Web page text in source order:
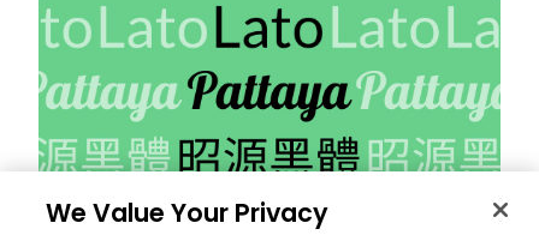
We Value Your Privacy